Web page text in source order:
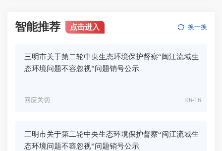
智能推荐 点击进入 换一换
三明市关于第二轮中央生态环境保护督察“闽江流域生
态环境问题不容忽视”问题销号公示
06-16
回应关切
三明市关于第二轮中央生态环境保护督察“闽江流域生
态环境问题不容忽视”问题销号公示